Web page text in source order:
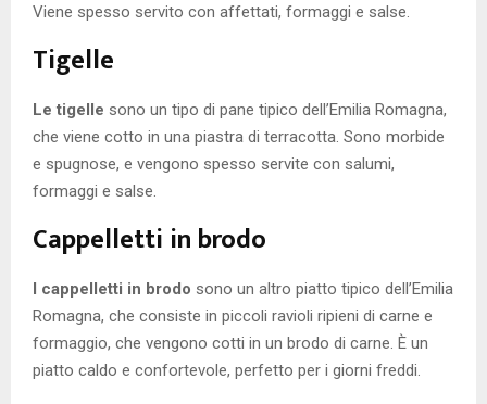
Viene spesso servito con affettati, formaggi e salse.
Tigelle
Le tigelle sono un tipo di pane tipico dell’Emilia Romagna,
che viene cotto in una piastra di terracotta. Sono morbide
e spugnose, e vengono spesso servite con salumi,
formaggi e salse.
Cappelletti in brodo
I cappelletti in brodo sono un altro piatto tipico dell’Emilia
Romagna, che consiste in piccoli ravioli ripieni di carne e
formaggio, che vengono cotti in un brodo di carne. È un
piatto caldo e confortevole, perfetto per i giorni freddi.